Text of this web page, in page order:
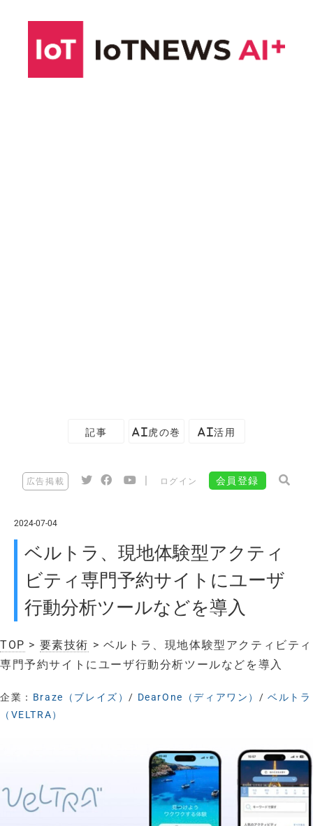
記事 AI虎の巻 AI活用
広告掲載 ログイン 会員登録
2024-07-04
ベルトラ、現地体験型アクティ
ビティ専門予約サイトにユーザ
行動分析ツールなどを導入
TOP > 要素技術 > ベルトラ、現地体験型アクティビティ
専門予約サイトにユーザ行動分析ツールなどを導入
企業： Braze（ブレイズ）/ DearOne（ディアワン）/ベルトラ
（VELTRA）